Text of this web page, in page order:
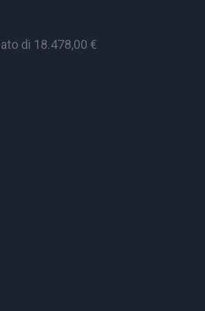
di 18.478,00 €